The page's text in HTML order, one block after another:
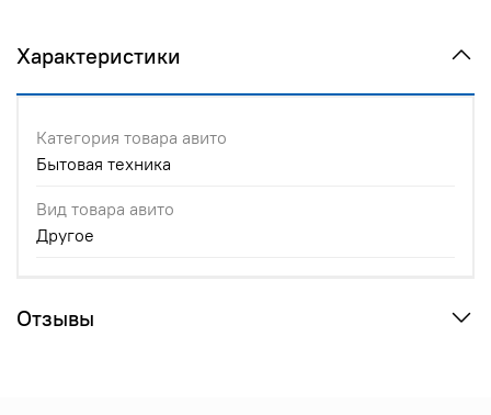
Характеристики
Категория товара авито
Бытовая техника
Вид товара авито
Другое
Отзывы